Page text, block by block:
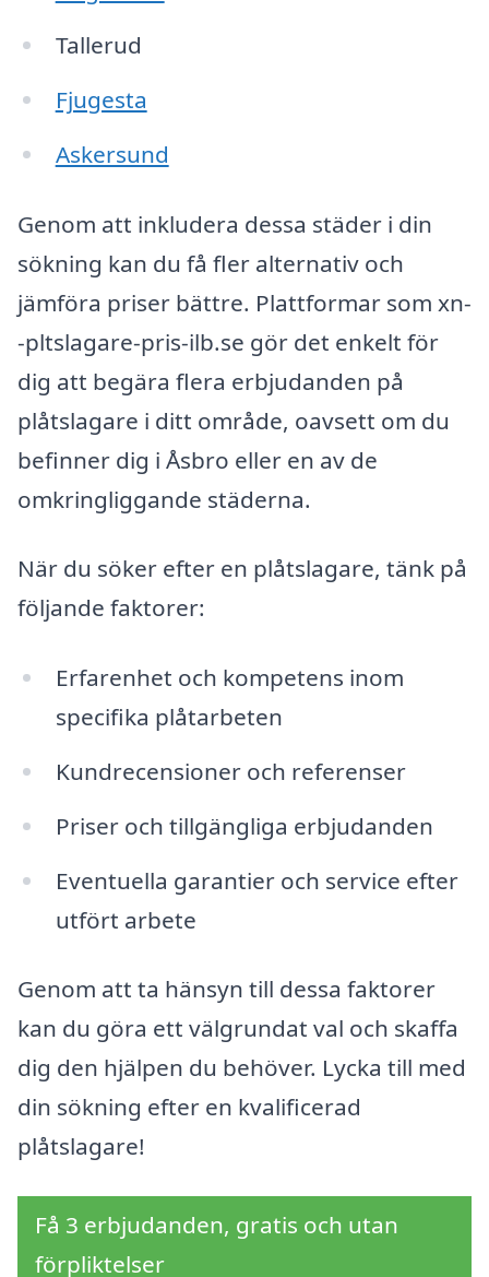
Tallerud
Fjugesta
Askersund
Genom att inkludera dessa städer i din
sökning kan du få fler alternativ och
jämföra priser bättre. Plattformar som xn-
-pltslagare-pris-ilb.se gör det enkelt för
dig att begära flera erbjudanden på
plåtslagare i ditt område, oavsett om du
befinner dig i Åsbro eller en av de
omkringliggande städerna.
När du söker efter en plåtslagare, tänk på
följande faktorer:
Erfarenhet och kompetens inom
specifika plåtarbeten
Kundrecensioner och referenser
Priser och tillgängliga erbjudanden
Eventuella garantier och service efter
utfört arbete
Genom att ta hänsyn till dessa faktorer
kan du göra ett välgrundat val och skaffa
dig den hjälpen du behöver. Lycka till med
din sökning efter en kvalificerad
plåtslagare!
Få 3 erbjudanden, gratis och utan
förpliktelser